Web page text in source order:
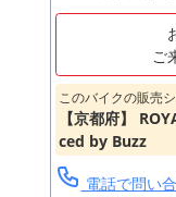
ご
このバイクの販売
【京都府】
ced by Buzz
電話で問い